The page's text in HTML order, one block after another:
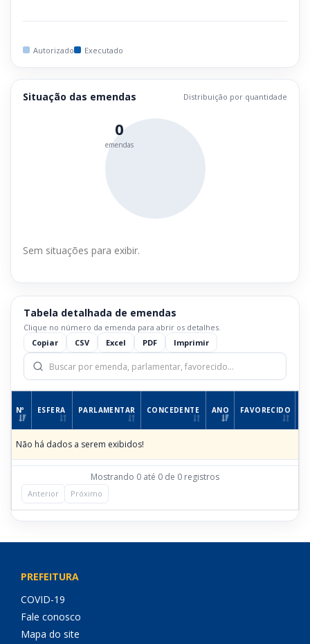
Autorizado Executado
Situação das emendas Distribuição por quantidade
0
emendas
Sem situações para exibir.
Tabela detalhada de emendas
Clique no número da emenda para abrir os detalhes.
Copiar
CSV Excel PDF Imprimir
Nº ESFERA PARLAMENTAR CONCEDENTE ANO FAVORECIDO
Não há dados a serem exibidos!
Mostrando 0 até 0 de 0 registros
Anterior Próximo
PREFEITURA
COVID-19
Fale conosco
Mapa do site